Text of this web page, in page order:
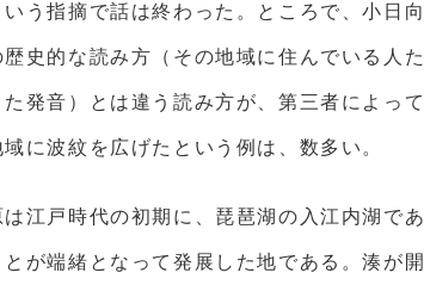
う指摘で話は終わった。ところで、小日向
史的な読み方（その地域に住んでいる人た
発音）とは違う読み方が、第三者によって
に波紋を広げたという例は、数多い。
江戸時代の初期に、琵琶湖の入江内湖であ
が端緒となって発展した地である。湊が開